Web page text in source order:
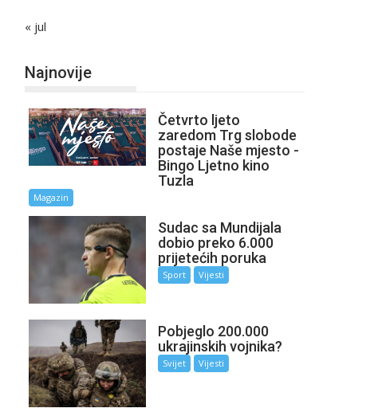
« jul
Najnovije
Četvrto ljeto
zaredom Trg slobode
postaje Naše mjesto -
Bingo Ljetno kino
Tuzla
Magazin
Sudac sa Mundijala
dobio preko 6.000
prijetećih poruka
Sport Vijesti
Pobjeglo 200.000
ukrajinskih vojnika?
Svijet Vijesti